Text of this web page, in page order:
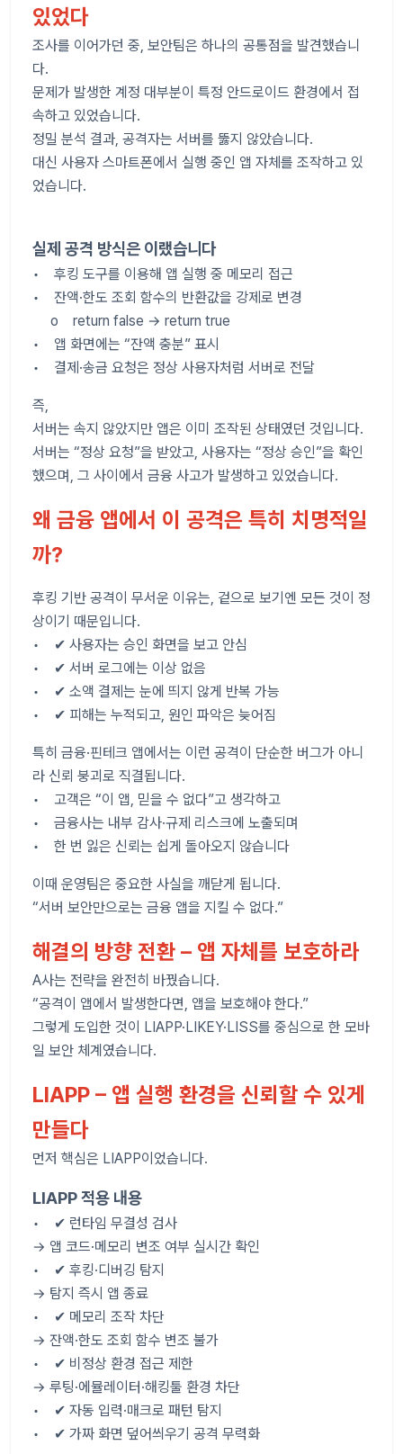
있었다
조사를 이어가던 중, 보안팀은 하나의 공통점을 발견했습니
다.
문제가 발생한 계정 대부분이 특정 안드로이드 환경에서 접
속하고 있었습니다.
정밀 분석 결과, 공격자는 서버를 뚫지 않았습니다.
대신 사용자 스마트폰에서 실행 중인 앱 자체를 조작하고 있
었습니다.
실제 공격 방식은 이랬습니다
• 후킹 도구를 이용해 앱 실행 중 메모리 접근
• 잔액·한도 조회 함수의 반환값을 강제로 변경
o return false → return true
• 앱 화면에는 “잔액 충분” 표시
• 결제·송금 요청은 정상 사용자처럼 서버로 전달
즉,
서버는 속지 않았지만 앱은 이미 조작된 상태였던 것입니다.
서버는 “정상 요청”을 받았고, 사용자는 “정상 승인”을 확인
했으며, 그 사이에서 금융 사고가 발생하고 있었습니다.
왜 금융 앱에서 이 공격은 특히 치명적일
까?
후킹 기반 공격이 무서운 이유는, 겉으로 보기엔 모든 것이 정
상이기 때문입니다.
• ✔ 사용자는 승인 화면을 보고 안심
• ✔ 서버 로그에는 이상 없음
• ✔ 소액 결제는 눈에 띄지 않게 반복 가능
• ✔ 피해는 누적되고, 원인 파악은 늦어짐
특히 금융·핀테크 앱에서는 이런 공격이 단순한 버그가 아니
라 신뢰 붕괴로 직결됩니다.
• 고객은 “이 앱, 믿을 수 없다”고 생각하고
• 금융사는 내부 감사·규제 리스크에 노출되며
• 한 번 잃은 신뢰는 쉽게 돌아오지 않습니다
이때 운영팀은 중요한 사실을 깨닫게 됩니다.
“서버 보안만으로는 금융 앱을 지킬 수 없다.”
해결의 방향 전환 – 앱 자체를 보호하라
A사는 전략을 완전히 바꿨습니다.
“공격이 앱에서 발생한다면, 앱을 보호해야 한다.”
그렇게 도입한 것이 LIAPP·LIKEY·LISS를 중심으로 한 모바
일 보안 체계였습니다.
LIAPP – 앱 실행 환경을 신뢰할 수 있게
만들다
먼저 핵심은 LIAPP이었습니다.
LIAPP 적용 내용
• ✔ 런타임 무결성 검사
→ 앱 코드·메모리 변조 여부 실시간 확인
• ✔ 후킹·디버깅 탐지
→ 탐지 즉시 앱 종료
• ✔ 메모리 조작 차단
→ 잔액·한도 조회 함수 변조 불가
• ✔ 비정상 환경 접근 제한
→ 루팅·에뮬레이터·해킹툴 환경 차단
• ✔ 자동 입력·매크로 패턴 탐지
• ✔ 가짜 화면 덮어씌우기 공격 무력화